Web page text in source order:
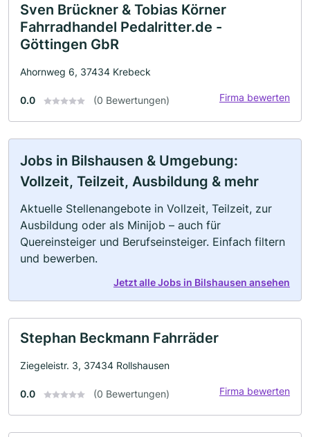
Sven Brückner & Tobias Körner
Fahrradhandel Pedalritter.de -
Göttingen GbR
Ahornweg 6, 37434 Krebeck
0.0 (0 Bewertungen) Firma bewerten
Jobs in Bilshausen & Umgebung:
Vollzeit, Teilzeit, Ausbildung & mehr
Aktuelle Stellenangebote in Vollzeit, Teilzeit, zur
Ausbildung oder als Minijob – auch für
Quereinsteiger und Berufseinsteiger. Einfach filtern
und bewerben.
Jetzt alle Jobs in Bilshausen ansehen
Stephan Beckmann Fahrräder
Ziegeleistr. 3, 37434 Rollshausen
0.0 (0 Bewertungen) Firma bewerten